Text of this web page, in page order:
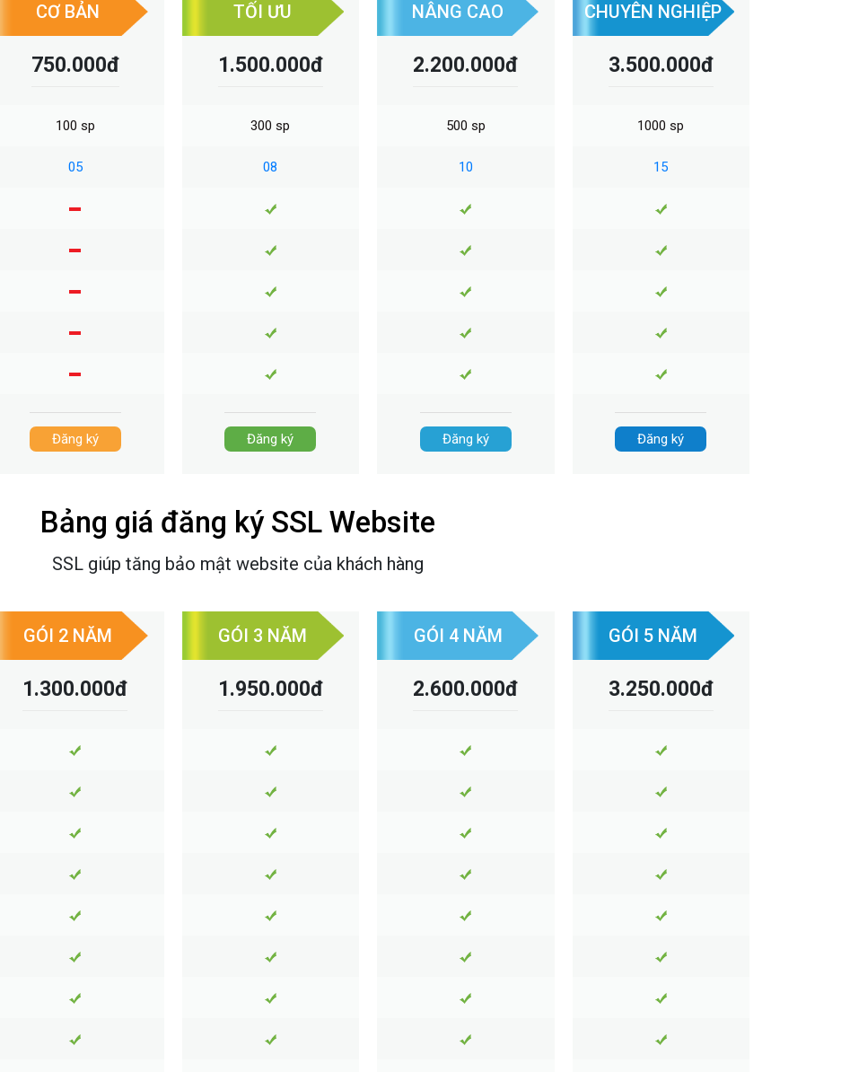
Đăng ký Đăng ký
CƠ BẢN
750.000đ
100 sp
05
Đăng ký
TỐI ƯU
1.500.000đ
300 sp
08
Đăng ký
NÂNG CAO
2.200.000đ
500 sp
10
Đăng ký
CHUYÊN NGHIỆP
3.500.000đ
1000 sp
15
Đăng ký
Bảng giá đăng ký SSL Website
SSL giúp tăng bảo mật website của khách hàng
GÓI 2 NĂM
1.300.000đ
GÓI 3 NĂM
1.950.000đ
GÓI 4 NĂM
2.600.000đ
GÓI 5 NĂM
3.250.000đ